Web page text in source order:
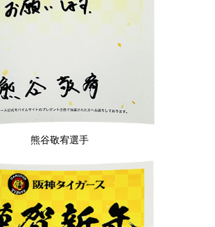
熊谷敬宥選手